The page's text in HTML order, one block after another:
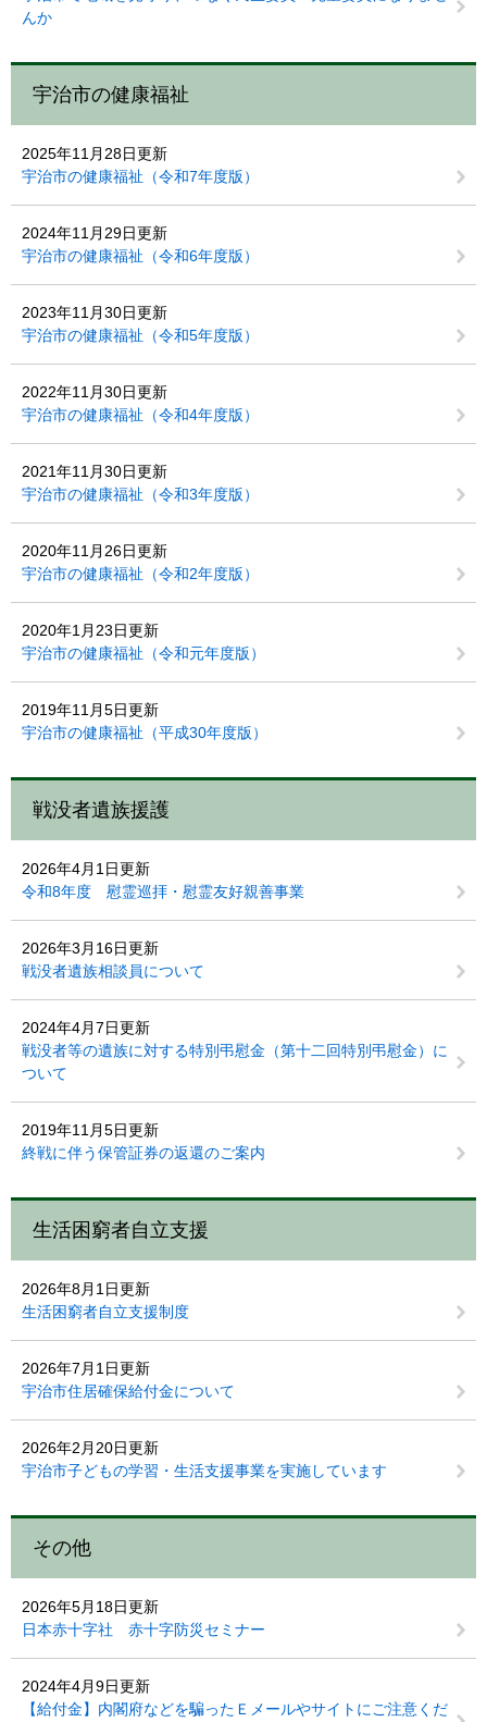
んか
宇治市の健康福祉
2025年11月28日更新
宇治市の健康福祉（令和7年度版）
2024年11月29日更新
宇治市の健康福祉（令和6年度版）
2023年11月30日更新
宇治市の健康福祉（令和5年度版）
2022年11月30日更新
宇治市の健康福祉（令和4年度版）
2021年11月30日更新
宇治市の健康福祉（令和3年度版）
2020年11月26日更新
宇治市の健康福祉（令和2年度版）
2020年1月23日更新
宇治市の健康福祉（令和元年度版）
2019年11月5日更新
宇治市の健康福祉（平成30年度版）
戦没者遺族援護
2026年4月1日更新
令和8年度 慰霊巡拝・慰霊友好親善事業
2026年3月16日更新
戦没者遺族相談員について
2024年4月7日更新
戦没者等の遺族に対する特別弔慰金（第十二回特別弔慰金）に
ついて
2019年11月5日更新
終戦に伴う保管証券の返還のご案内
生活困窮者自立支援
2026年8月1日更新
生活困窮者自立支援制度
2026年7月1日更新
宇治市住居確保給付金について
2026年2月20日更新
宇治市子どもの学習・生活支援事業を実施しています
その他
2026年5月18日更新
日本赤十字社 赤十字防災セミナー
2024年4月9日更新
【給付金】内閣府などを騙ったＥメールやサイトにご注意くだ